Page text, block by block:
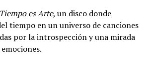
es Arte, un disco donde
tiempo en un universo de canciones
por la introspección y una mirada